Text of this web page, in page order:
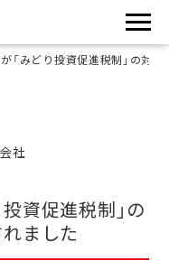
「みどり投資促進税制」の対
社
資促進税制」の
ました